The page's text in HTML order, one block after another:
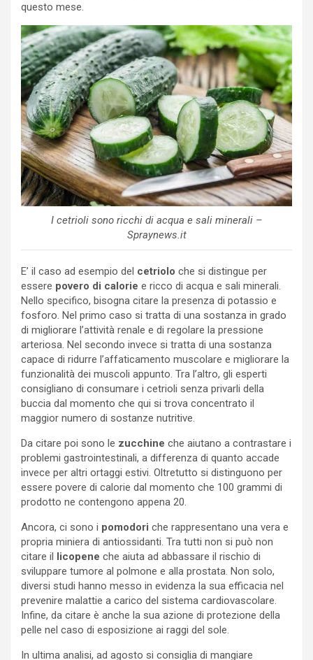
questo mese.
I cetrioli sono ricchi di acqua e sali minerali –
Spraynews.it
E’ il caso ad esempio del cetriolo che si distingue per
essere povero di calorie e ricco di acqua e sali minerali.
Nello specifico, bisogna citare la presenza di potassio e
fosforo. Nel primo caso si tratta di una sostanza in grado
di migliorare l’attività renale e di regolare la pressione
arteriosa. Nel secondo invece si tratta di una sostanza
capace di ridurre l’affaticamento muscolare e migliorare la
funzionalità dei muscoli appunto. Tra l’altro, gli esperti
consigliano di consumare i cetrioli senza privarli della
buccia dal momento che qui si trova concentrato il
maggior numero di sostanze nutritive.
Da citare poi sono le zucchine che aiutano a contrastare i
problemi gastrointestinali, a differenza di quanto accade
invece per altri ortaggi estivi. Oltretutto si distinguono per
essere povere di calorie dal momento che 100 grammi di
prodotto ne contengono appena 20.
Ancora, ci sono i pomodori che rappresentano una vera e
propria miniera di antiossidanti. Tra tutti non si può non
citare il licopene che aiuta ad abbassare il rischio di
sviluppare tumore al polmone e alla prostata. Non solo,
diversi studi hanno messo in evidenza la sua efficacia nel
prevenire malattie a carico del sistema cardiovascolare.
Infine, da citare è anche la sua azione di protezione della
pelle nel caso di esposizione ai raggi del sole.
In ultima analisi, ad agosto si consiglia di mangiare